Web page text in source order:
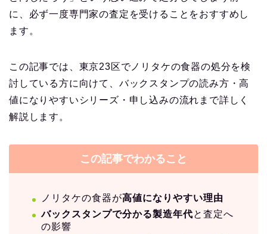
に、必ず一度専門家の査定を受けることをおすすめし
ます。
この記事では、東京23区でノリタケの食器の処分を検
討している方に向けて、バックスタンプの読み方・高
値になりやすいシリーズ・申し込みの流れまで詳しく
解説します。
この記事でわかること
ノリタケの食器が高値になりやすい理由
バックスタンプで分かる製造年代と査定へ
の影響